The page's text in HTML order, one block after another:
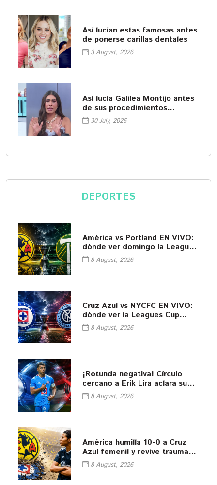
Así lucían estas famosas antes
de ponerse carillas dentales
3 August, 2026
Así lucía Galilea Montijo antes
de sus procedimientos
cosméticos
30 July, 2026
DEPORTES
América vs Portland EN VIVO:
dónde ver domingo la Leagues
Cup8 August, 2026
Cruz Azul vs NYCFC EN VIVO:
dónde ver la Leagues Cup
20268 August, 2026
¡Rotunda negativa! Círculo
cercano a Erik Lira aclara su
futuro
8 August, 2026
América humilla 10-0 a Cruz
Azul femenil y revive traumas
del pasado
8 August, 2026